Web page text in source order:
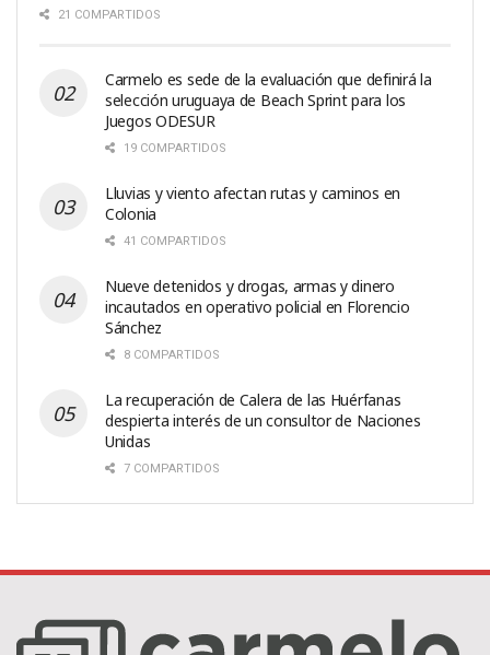
21 COMPARTIDOS
Carmelo es sede de la evaluación que definirá la
selección uruguaya de Beach Sprint para los
Juegos ODESUR
19 COMPARTIDOS
Lluvias y viento afectan rutas y caminos en
Colonia
41 COMPARTIDOS
Nueve detenidos y drogas, armas y dinero
incautados en operativo policial en Florencio
Sánchez
8 COMPARTIDOS
La recuperación de Calera de las Huérfanas
despierta interés de un consultor de Naciones
Unidas
7 COMPARTIDOS